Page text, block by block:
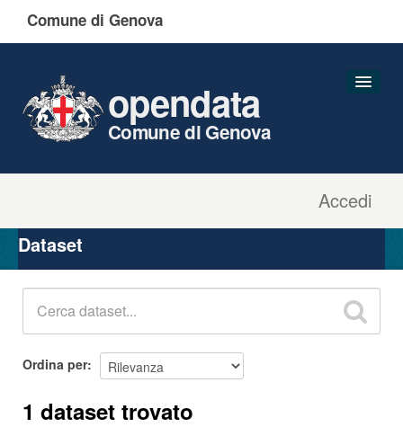
Comune di Genova
Accedi
opendata
Comune di Genova
Organizzazioni
Gruppi
Dataset
Ordina per
1 dataset trovato